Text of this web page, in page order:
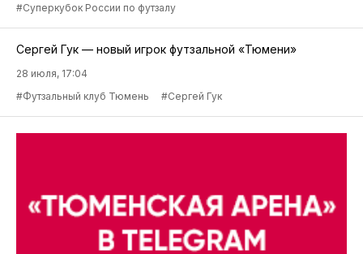
#Суперкубок России по футзалу
Сергей Гук — новый игрок футзальной «Тюмени»
28 июля, 17:04
#Футзальный клуб Тюмень
#Сергей Гук